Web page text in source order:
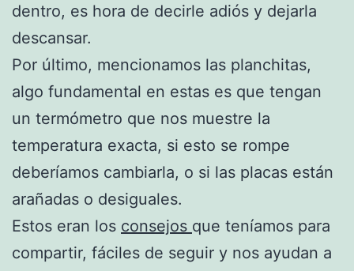
dentro, es hora de decirle adiós y dejarla
descansar.
Por último, mencionamos las planchitas,
algo fundamental en estas es que tengan
un termómetro que nos muestre la
temperatura exacta, si esto se rompe
deberíamos cambiarla, o si las placas están
arañadas o desiguales.
Estos eran los consejos que teníamos para
compartir, fáciles de seguir y nos ayudan a